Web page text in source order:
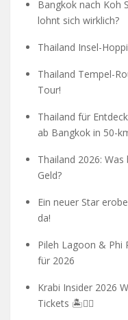
Bangkok nach Koh
lohnt sich wirklich?
Thailand Insel-
Thailand Tempel-
Tour!
Thailand für
ab Bangkok in 50-
Thailand 2026:
Geld?
Ein neuer Star
da!
Pileh Lagoon & Phi
für 2026
Krabi Insider 2026
Tickets 🏝️🧗‍♂️